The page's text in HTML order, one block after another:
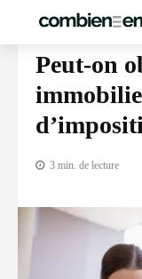
CRÉDIT IMMOBILIER
Peut-on
3 min. de lecture